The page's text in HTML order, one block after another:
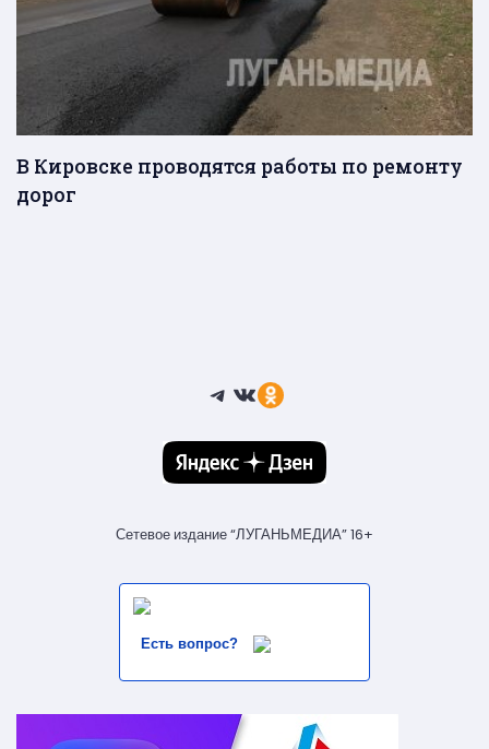
В Кировске проводятся работы по ремонту
дорог
Telegram
ВКонтакте
Ссылка
Сетевое издание “ЛУГАНЬМЕДИА” 16+
Есть вопрос?